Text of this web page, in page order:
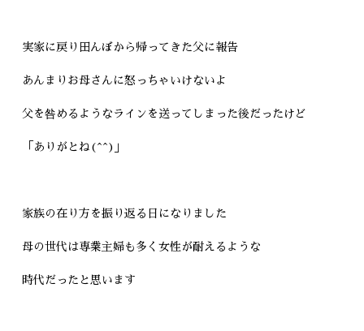
実家に戻り田んぼから帰ってきた父に報告
あんまりお母さんに怒っちゃいけないよ
父を咎めるようなラインを送ってしまった後だったけど
「ありがとね(^^)」
家族の在り方を振り返る日になりました
母の世代は専業主婦も多く女性が耐えるような
時代だったと思います